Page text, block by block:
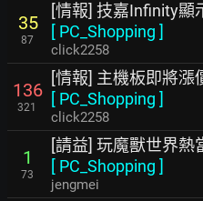
35
87
[情報] 技嘉Infinity顯
[ PC_Shopping ]
click2258
136
321
[情報] 主機板即將漲
[ PC_Shopping ]
click2258
1
73
[請益] 玩魔獸世界熱
[ PC_Shopping ]
jengmei